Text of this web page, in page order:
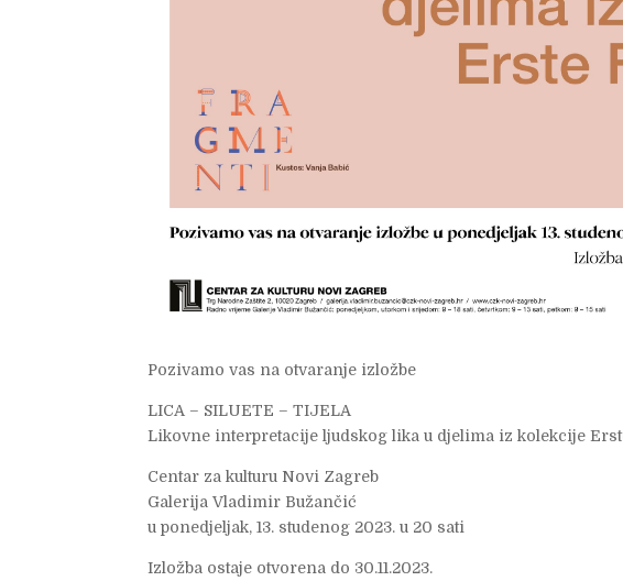
Pozivamo vas na otvaranje izložbe
LICA – SILUETE – TIJELA
Likovne interpretacije ljudskog lika u djelima iz kolekcije
Centar za kulturu Novi Zagreb
Galerija Vladimir Bužančić
u ponedjeljak, 13. studenog 2023. u 20 sati
Izložba ostaje otvorena do 30.11.2023.